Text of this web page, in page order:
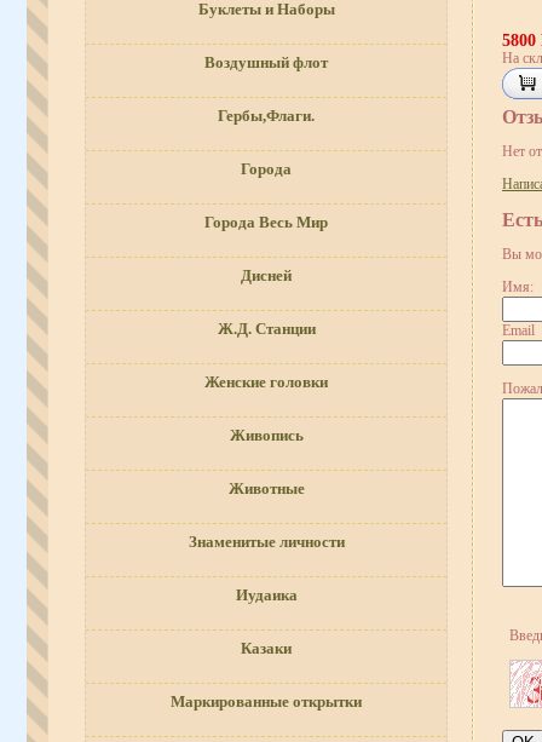
Буклеты и Наборы
Воздушный флот
Гербы,Флаги.
Города
Города Весь Мир
Дисней
Ж.Д. Станции
Женские головки
Живопись
Животные
Знаменитые личности
Иудаика
Казаки
Маркированные открытки
На
Нет
Вы
Имя:
Email